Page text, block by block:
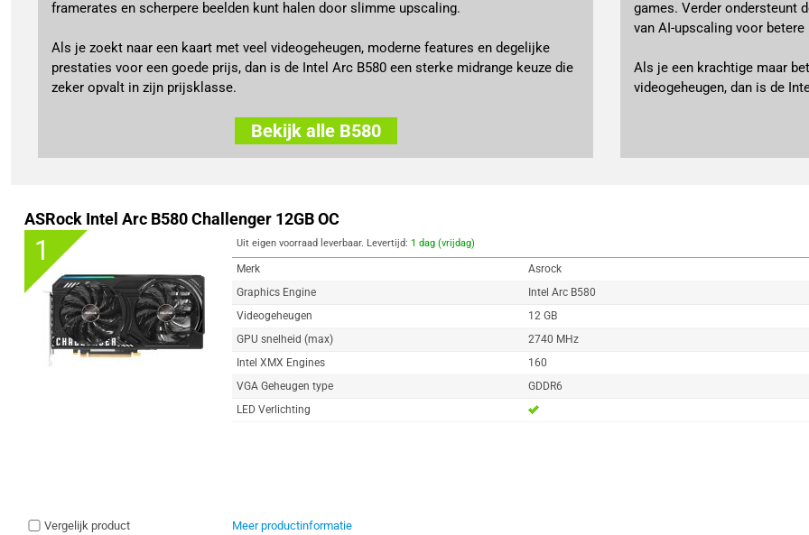
framerates en scherpere beelden kunt halen door slimme upscaling.
Als je zoekt naar een kaart met veel videogeheugen, moderne features en degelijke
prestaties voor een goede prijs, dan is de Intel Arc B580 een sterke midrange keuze die
zeker opvalt in zijn prijsklasse.
Bekijk alle B580
games. Verder ondersteunt
van AI-upscaling voor
Als je een krachtige maar
videogeheugen, dan is de
ASRock Intel Arc B580 Challenger 12GB OC
1 Uit eigen voorraad leverbaar. Levertijd: 1 dag (vrijdag)
Merk
Asrock
Graphics Engine
Intel Arc B580
Videogeheugen
12 GB
GPU snelheid (max)
2740 MHz
Intel XMX Engines
160
VGA Geheugen type
GDDR6
LED Verlichting
Vergelijk product Meer productinformatie